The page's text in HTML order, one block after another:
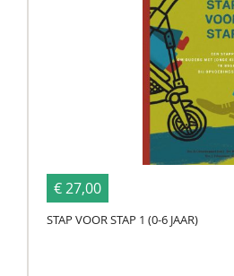
€ 27,00
STAP VOOR STAP 1 (0-6 JAAR)